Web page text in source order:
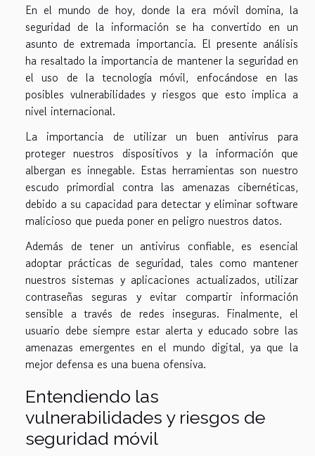
En el mundo de hoy, donde la era móvil domina, la
seguridad de la información se ha convertido en un
asunto de extremada importancia. El presente análisis
ha resaltado la importancia de mantener la seguridad en
el uso de la tecnología móvil, enfocándose en las
posibles vulnerabilidades y riesgos que esto implica a
nivel internacional.
La importancia de utilizar un buen antivirus para
proteger nuestros dispositivos y la información que
albergan es innegable. Estas herramientas son nuestro
escudo primordial contra las amenazas cibernéticas,
debido a su capacidad para detectar y eliminar software
malicioso que pueda poner en peligro nuestros datos.
Además de tener un antivirus confiable, es esencial
adoptar prácticas de seguridad, tales como mantener
nuestros sistemas y aplicaciones actualizados, utilizar
contraseñas seguras y evitar compartir información
sensible a través de redes inseguras. Finalmente, el
usuario debe siempre estar alerta y educado sobre las
amenazas emergentes en el mundo digital, ya que la
mejor defensa es una buena ofensiva.
Entendiendo las
vulnerabilidades y riesgos de
seguridad móvil